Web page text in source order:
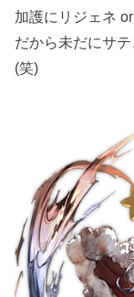
加護にリジェネ
だから未だにサ
(笑)